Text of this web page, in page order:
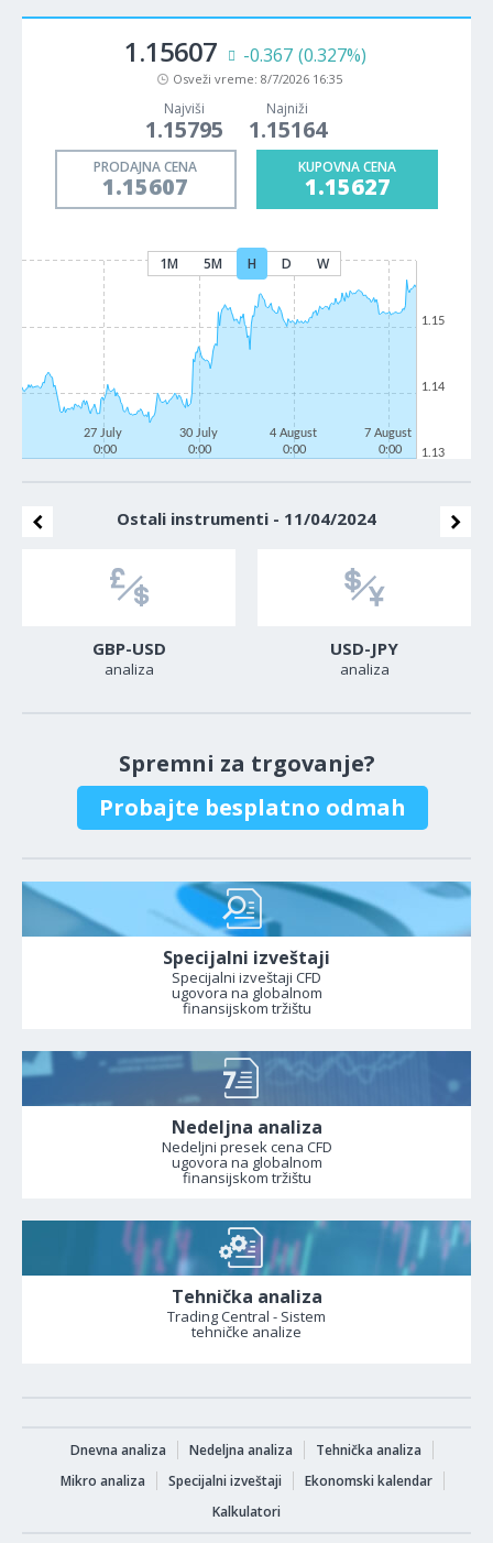
1.15607 -0.367 (0.327%)
Osveži vreme: 8/7/2026 16:35
Najviši
1.15795
Najniži
1.15164
PRODAJNA CENA
1.15607
KUPOVNA CENA
1.15627
1M 5M H D W
27 July
0:00
30 July
0:00
4 August
0:00
7 August
0:00
1.13
1.14
1.15
Ostali instrumenti - 11/04/2024
GBP-USD
analiza
USD-JPY
analiza
Spremni za trgovanje?
Probajte besplatno odmah
Specijalni izveštaji
Specijalni izveštaji CFD
ugovora na globalnom
finansijskom tržištu
Nedeljna analiza
Nedeljni presek cena CFD
ugovora na globalnom
finansijskom tržištu
Tehnička analiza
Trading Central - Sistem
tehničke analize
Dnevna analiza Nedeljna analiza
Tehnička analiza
Mikro analiza
Specijalni izveštaji
Ekonomski kalendar
Kalkulatori